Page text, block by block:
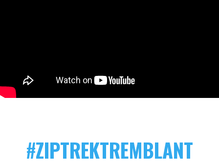
#ZIPTREKTREMBLANT